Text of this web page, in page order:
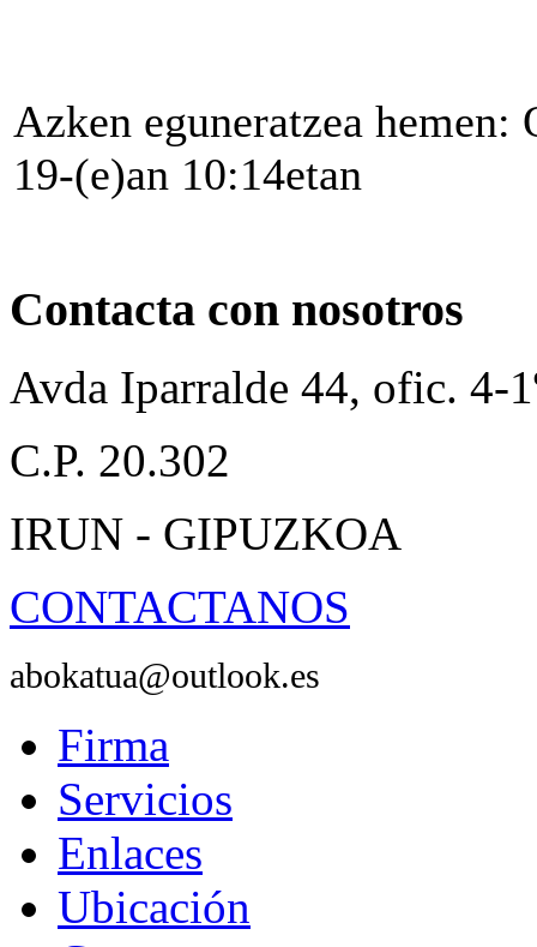
Azken eguneratzea hemen:
19-(e)an 10:14etan
Contacta con nosotros
Avda Iparralde 44, ofic. 4-
C.P. 20.302
IRUN - GIPUZKOA
CONTACTANOS
abokatua@outlook.es
Firma
Servicios
Enlaces
Ubicación